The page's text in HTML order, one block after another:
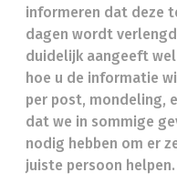
informeren dat deze
dagen wordt
duidelijk aangeeft
hoe u de informatie
per post, mondeling,
dat we in sommige
nodig hebben om er
juiste persoon helpen.